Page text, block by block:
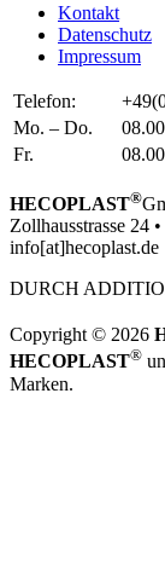
Kontakt
Datenschutz
Impressum
Telefon:
Mo. – Do.
Fr.
HECOPLAST®
Zollhausstrasse 24
info[at]hecoplast.de
DURCH
Copyright © 2026
HECOPLAST®
Marken.